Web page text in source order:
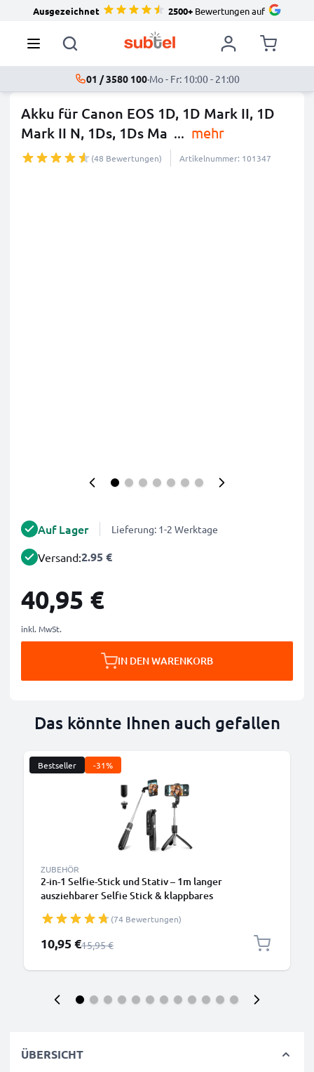
Ausgezeichnet 2500+Bewertungen auf
01 / 3580 100·Mo - Fr: 10:00 - 21:00
Akku für Canon EOS 1D, 1D Mark II, 1D
Mark II N, 1Ds, 1Ds Ma ... mehr
(48 Bewertungen) Artikelnummer: 101347
Auf Lager Lieferung: 1-2 Werktage
Versand:2.95 €
40,95 €
inkl. MwSt.
IN DEN WARENKORB
Das könnte Ihnen auch gefallen
Bestseller -31%
ZUBEHÖR
2-in-1 Selfie-Stick und Stativ – 1m langer
ausziehbarer Selfie Stick & klappbares
Handy und Kamera – kompatibel mit iPhone, GoPro,
Android & weiteren – Schwarz
(74 Bewertungen)
Sonderpreis
10,95 €Regulärer Preis
15,95 €
ÜBERSICHT